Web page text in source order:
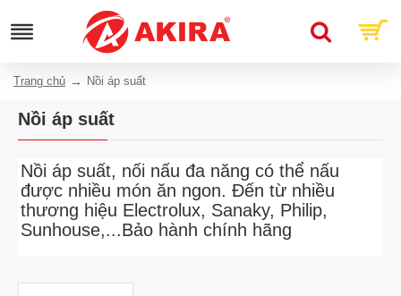
Trang chủ Nồi áp suất
Nồi áp suất
Nồi áp suất, nối nấu đa năng có thể nấu
được nhiều món ăn ngon. Đến từ nhiều
thương hiệu Electrolux, Sanaky, Philip,
Sunhouse,...Bảo hành chính hãng